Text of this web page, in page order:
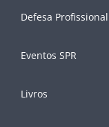
Defesa Profissional
Eventos SPR
Livros